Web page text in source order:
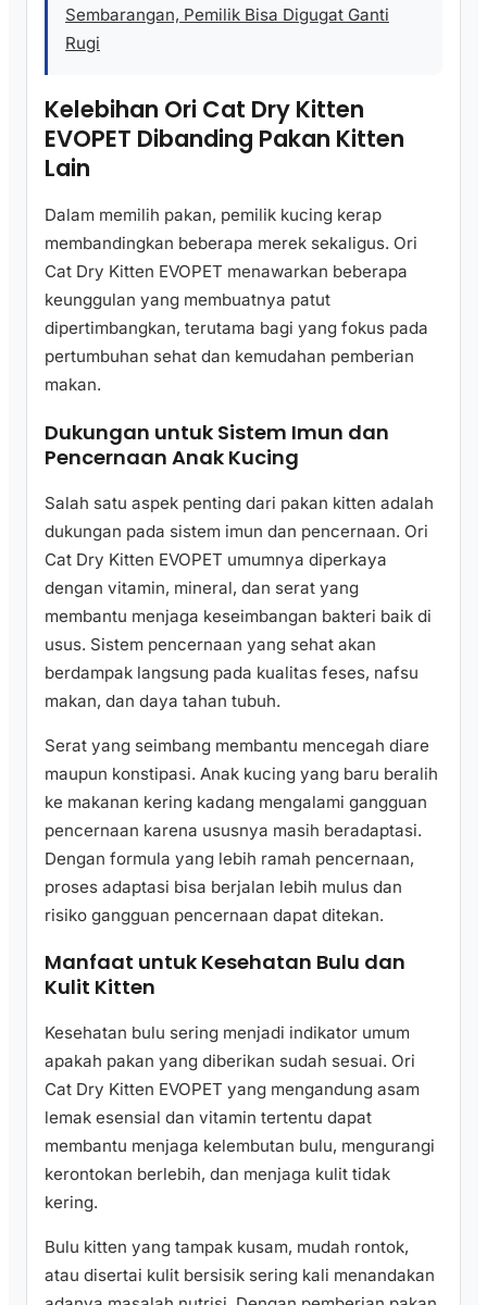
Sembarangan, Pemilik Bisa Digugat Ganti
Rugi
Kelebihan Ori Cat Dry Kitten
EVOPET Dibanding Pakan Kitten
Lain
Dalam memilih pakan, pemilik kucing kerap
membandingkan beberapa merek sekaligus. Ori
Cat Dry Kitten EVOPET menawarkan beberapa
keunggulan yang membuatnya patut
dipertimbangkan, terutama bagi yang fokus pada
pertumbuhan sehat dan kemudahan pemberian
makan.
Dukungan untuk Sistem Imun dan
Pencernaan Anak Kucing
Salah satu aspek penting dari pakan kitten adalah
dukungan pada sistem imun dan pencernaan. Ori
Cat Dry Kitten EVOPET umumnya diperkaya
dengan vitamin, mineral, dan serat yang
membantu menjaga keseimbangan bakteri baik di
usus. Sistem pencernaan yang sehat akan
berdampak langsung pada kualitas feses, nafsu
makan, dan daya tahan tubuh.
Serat yang seimbang membantu mencegah diare
maupun konstipasi. Anak kucing yang baru beralih
ke makanan kering kadang mengalami gangguan
pencernaan karena ususnya masih beradaptasi.
Dengan formula yang lebih ramah pencernaan,
proses adaptasi bisa berjalan lebih mulus dan
risiko gangguan pencernaan dapat ditekan.
Manfaat untuk Kesehatan Bulu dan
Kulit Kitten
Kesehatan bulu sering menjadi indikator umum
apakah pakan yang diberikan sudah sesuai. Ori
Cat Dry Kitten EVOPET yang mengandung asam
lemak esensial dan vitamin tertentu dapat
membantu menjaga kelembutan bulu, mengurangi
kerontokan berlebih, dan menjaga kulit tidak
kering.
Bulu kitten yang tampak kusam, mudah rontok,
atau disertai kulit bersisik sering kali menandakan